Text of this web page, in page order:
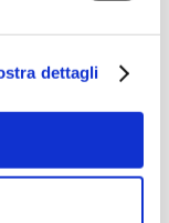
dettagli